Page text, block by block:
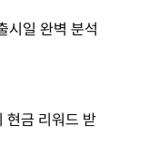
시일 완벽 분석
현금 리워드 받